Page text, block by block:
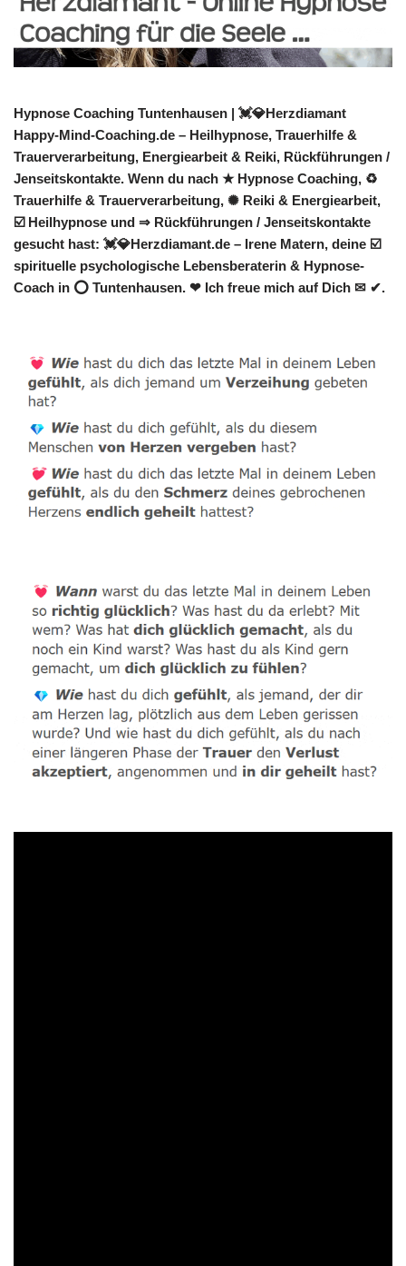
Hypnose Coaching Tuntenhausen | 💓️💎Herzdiamant
Happy-Mind-Coaching.de – Heilhypnose, Trauerhilfe &
Trauerverarbeitung, Energiearbeit & Reiki, Rückführungen /
Jenseitskontakte. Wenn du nach ★ Hypnose Coaching, ♻
Trauerhilfe & Trauerverarbeitung, ✺ Reiki & Energiearbeit,
☑️ Heilhypnose und ⇒ Rückführungen / Jenseitskontakte
gesucht hast: 💓️💎Herzdiamant.de – Irene Matern, deine ☑️
spirituelle psychologische Lebensberaterin & Hypnose-
Coach in ⭕ Tuntenhausen. ❤ Ich freue mich auf Dich ✉ ✔.